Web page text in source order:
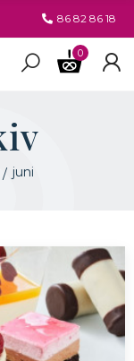
86 82 86 18
0
juni